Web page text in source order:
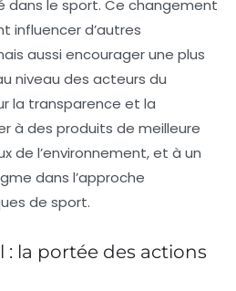
dans le sport. Ce changement
influencer d’autres
aussi encourager une plus
niveau des acteurs du
la transparence et la
à des produits de meilleure
de l’environnement, et à un
dans l’approche
de sport.
: la portée des actions